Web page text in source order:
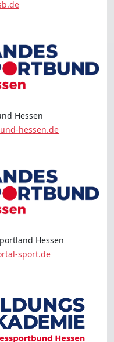
Hessen
hessen.de
Hessen
sport.de